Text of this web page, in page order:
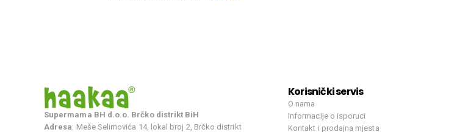
Supermama BH d.o.o. Brčko distrikt BiH
Adresa: Meše Selimovića 14, lokal broj 2, Brčko distrikt
Korisnički servis
O nama
Informacije o isporuci
Kontakt i prodajna mjesta